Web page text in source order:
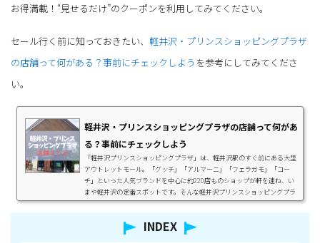
お得満載！“見せるだけ”のクーポンを利用してみてください。
セール行く前に知っておきたい、 軽井沢・プリンスショッピングプラザ
の店舗って何がある？事前にチェックしよう を参考にしてみてくださ
い。
軽井沢・プリンスショッピングプラザの店舗って何があ
る？事前にチェックしよう
「軽井沢プリンスショッピングプラザ」は、軽井沢駅のすぐ前にある大型
アウトレットモール。「グッチ」「アルマーニ」「フェラガモ」「コー
チ」といった人気ブランドを中心に約220店ものショップが軒を連ね、い
まや軽井沢の定番スポットです。そんな軽井沢プリンスショッピングプラ
ザにある店舗一覧をまとめました。【エリア】 W：ウエスト NW：ニュー
ウエスト TM：ツリーモール NE：ニューイースト AJ：軽井沢 味の街 SC：
スーベニアコート CM：センターモール E：イースト GM：ガーデンモール
FC：フードコートアウトレットに行く前...
INDEX